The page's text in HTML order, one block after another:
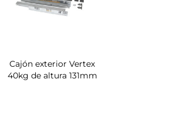
Cajón exterior Vertex
40kg de altura 131mm